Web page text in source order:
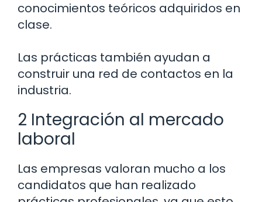
conocimientos teóricos adquiridos en
clase.
Las prácticas también ayudan a
construir una red de contactos en la
industria.
2 Integración al mercado
laboral
Las empresas valoran mucho a los
candidatos que han realizado